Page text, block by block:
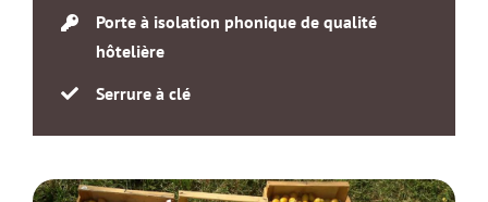
Porte à isolation phonique de qualité
hôtelière
Serrure à clé